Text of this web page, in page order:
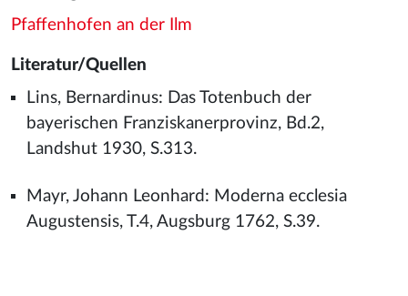
Pfaffenhofen an der Ilm
Literatur/Quellen
Lins, Bernardinus: Das Totenbuch der
bayerischen Franziskanerprovinz, Bd.2,
Landshut 1930, S.313.
Mayr, Johann Leonhard: Moderna ecclesia
Augustensis, T.4, Augsburg 1762, S.39.